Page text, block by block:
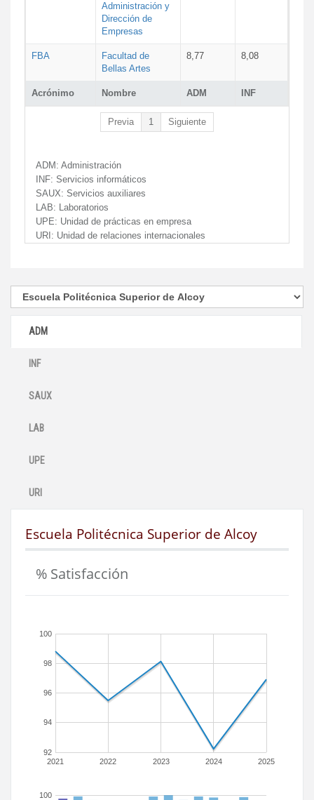
Acrónimo Nombre ADM INF
Administración y
Dirección de
Empresas
FBA
Facultad de
Bellas Artes
8,77 8,08
Previa 1 Siguiente
ADM: Administración
INF: Servicios informáticos
SAUX: Servicios auxiliares
LAB: Laboratorios
UPE: Unidad de prácticas en empresa
URI: Unidad de relaciones internacionales
ADM
INF
SAUX
LAB
UPE
URI
Escuela Politécnica Superior de Alcoy
% Satisfacción
2021 2022 2023 2024 2025
92
94
96
98
100
100